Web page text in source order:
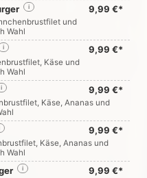
9,99 €*
i
und
Wahl
9,99 €*
i
Käse und
Wahl
9,99 €*
i
Käse, Ananas und
9,99 €*
Käse, Ananas und
Wahl
9,99 €*
i